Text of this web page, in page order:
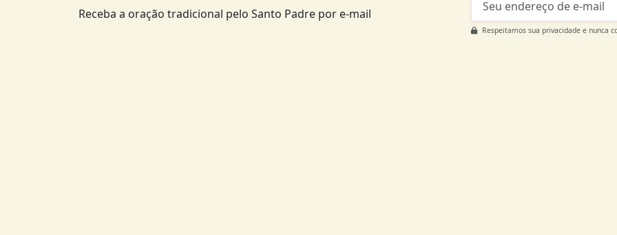
Receba a oração tradicional pelo Santo Padre por e-mail
Respeitamos sua privacidade e nunca